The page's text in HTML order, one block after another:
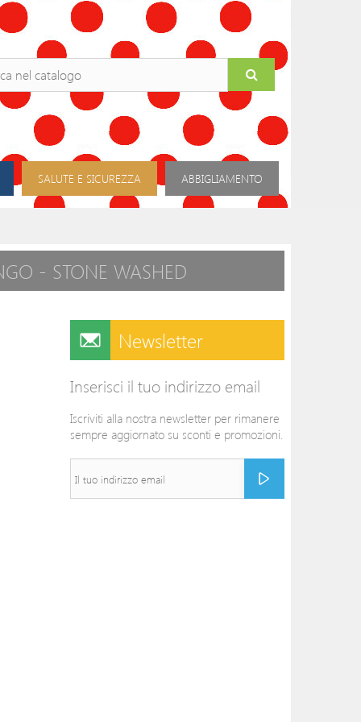
SALUTE E SICUREZZA ABBIGLIAMENTO
- STONE WASHED
Newsletter
Inserisci il tuo indirizzo email
Iscriviti alla nostra newsletter per rimanere
sempre aggiornato su sconti e promozioni.